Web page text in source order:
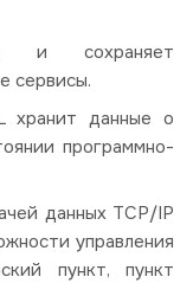
и сохраняет
сервисы.
хранит данные о
программно-
данных TCP/IP
управления
пункт, пункт